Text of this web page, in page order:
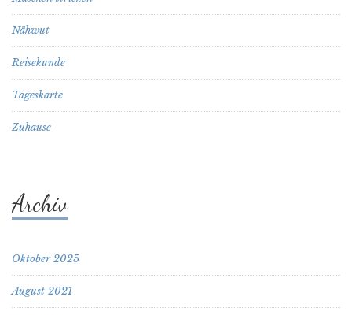
Nähwut
Reisekunde
Tageskarte
Zuhause
Archiv
Oktober 2025
August 2021